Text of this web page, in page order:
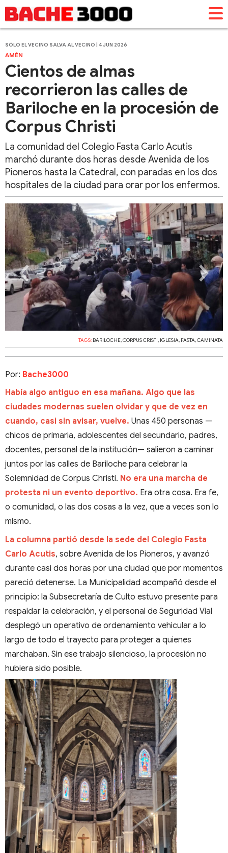
SÓLO EL VECINO SALVA AL VECINO | 4 JUN 2026
AMÉN
Cientos de almas
recorrieron las calles de
Bariloche en la procesión de
Corpus Christi
La comunidad del Colegio Fasta Carlo Acutis
marchó durante dos horas desde Avenida de los
Pioneros hasta la Catedral, con paradas en los dos
hospitales de la ciudad para orar por los enfermos.
‹ ›
TAGS: BARILOCHE,CORPUS CRISTI, IGLESIA, FASTA,CAMINATA
Por: Bache3000
Había algo antiguo en esa mañana. Algo que las
ciudades modernas suelen olvidar y que de vez en
cuando, casi sin avisar, vuelve. Unas 450 personas —
chicos de primaria, adolescentes del secundario, padres,
docentes, personal de la institución— salieron a caminar
juntos por las calles de Bariloche para celebrar la
Solemnidad de Corpus Christi. No era una marcha de
protesta ni un evento deportivo. Era otra cosa. Era fe,
o comunidad, o las dos cosas a la vez, que a veces son lo
mismo.
La columna partió desde la sede del Colegio Fasta
Carlo Acutis, sobre Avenida de los Pioneros, y avanzó
durante casi dos horas por una ciudad que por momentos
pareció detenerse. La Municipalidad acompañó desde el
principio: la Subsecretaría de Culto estuvo presente para
respaldar la celebración, y el personal de Seguridad Vial
desplegó un operativo de ordenamiento vehicular a lo
largo de todo el trayecto para proteger a quienes
marchaban. Sin ese trabajo silencioso, la procesión no
hubiera sido posible.